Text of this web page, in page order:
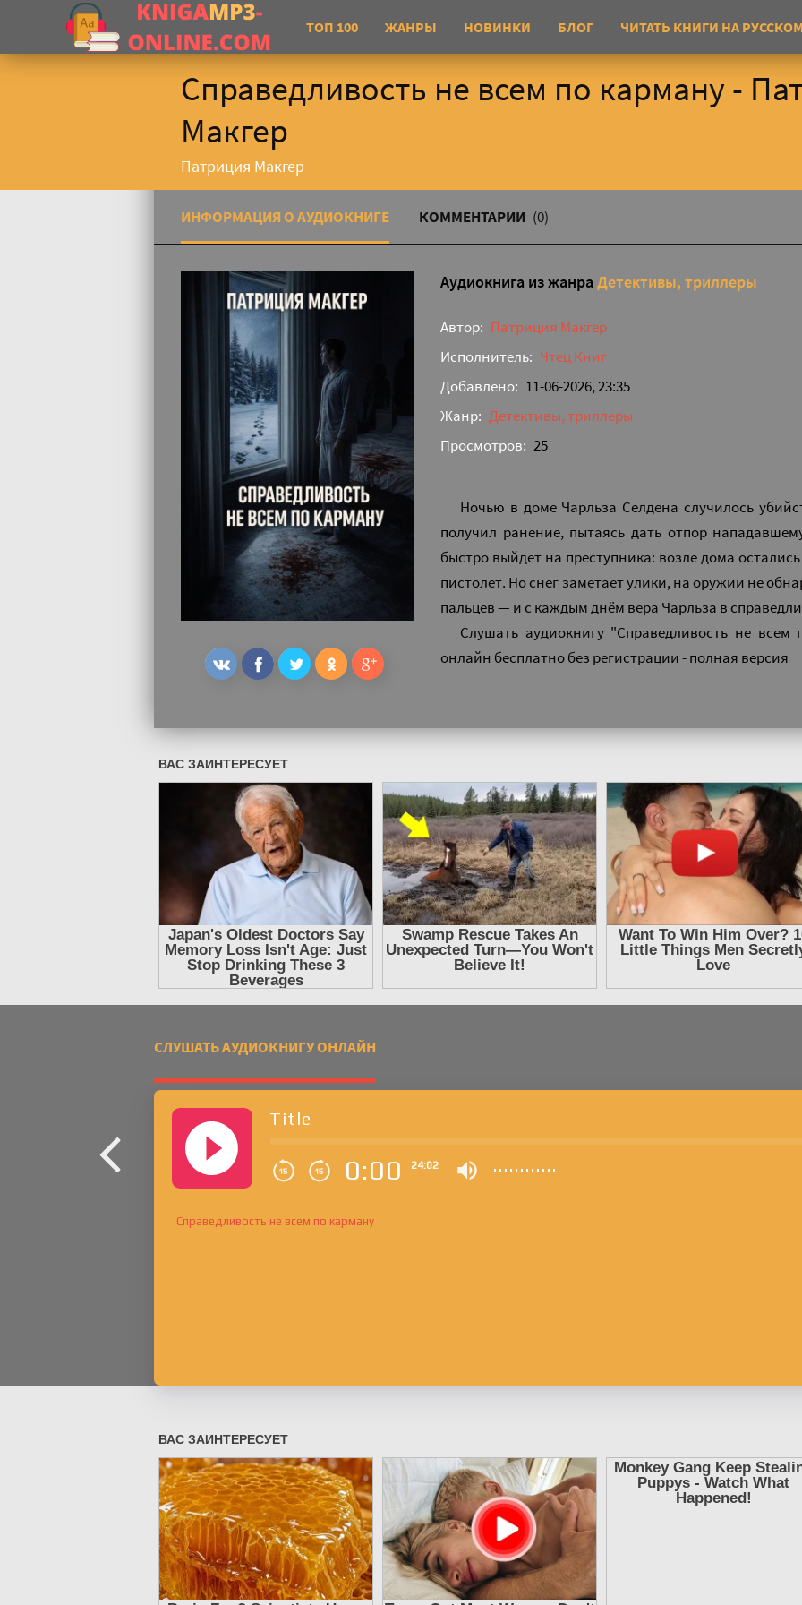
ТОП 100 ЖАНРЫ НОВИНКИ БЛОГ ЧИТАТЬ КНИГИ НА
Справедливость не всем по карману -
Макгер
Патриция Макгер
ИНФОРМАЦИЯ О АУДИОКНИГЕ КОММЕНТАРИИ (0)
Аудиокнига из жанра Детективы, триллеры
Автор: Патриция Макгер
Исполнитель: Чтец Книг
Добавлено: 11-06-2026, 23:35
Жанр: Детективы, триллеры
Просмотров: 25
Ночью в доме Чарльза Селдена случилось
получил ранение, пытаясь дать отпор
быстро выйдет на преступника: возле дома
пистолет. Но снег заметает улики, на оружии не
пальцев — и с каждым днём вера Чарльза в
Слушать аудиокнигу "Справедливость не
онлайн бесплатно без регистрации - полная версия
СЛУШАТЬ АУДИОКНИГУ ОНЛАЙН
Title
0:00 24:02
Справедливость не всем по карману